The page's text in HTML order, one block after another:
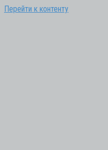
Перейти к контенту